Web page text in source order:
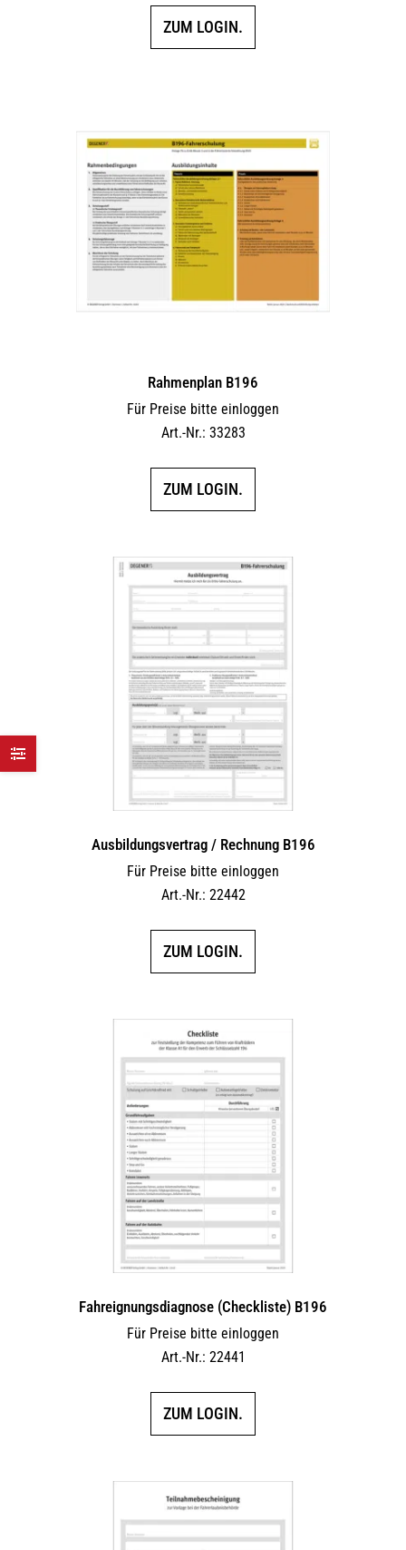
ZUM LOGIN.
Rahmenplan B196
Für Preise bitte einloggen
Art.-Nr.: 33283
ZUM LOGIN.
Ausbildungsvertrag / Rechnung B196
Für Preise bitte einloggen
Art.-Nr.: 22442
ZUM LOGIN.
Fahreignungsdiagnose (Checkliste) B196
Für Preise bitte einloggen
Art.-Nr.: 22441
ZUM LOGIN.